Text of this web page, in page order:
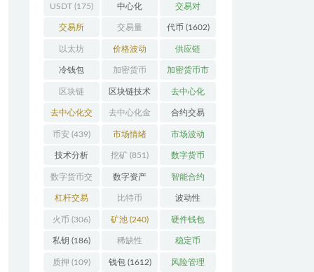
(104)
USDT (175) 中心化
(3923)
交易对
(359)
交易所
(2164)
交易量
(246)
代币 (1602)
以太坊
(742)
价格波动
(630)
供应链
(118)
冷钱包
(175)
加密货币
(5442)
加密货币市
场(701)
区块链
(4599)
区块链技术
(527)
去中心化
(4087)
去中心化交
易所 (196)
去中心化金
融(110)
合约交易
(182)
币安 (439) 市场情绪
(337)
市场波动
(279)
技术分析
(148)
挖矿 (851) 数字货币
(8679)
数字货币交
易(150)
数字资产
(286)
智能合约
(532)
杠杆交易
(231)
比特币
(2378)
波动性
(352)
火币 (306) 矿池 (240) 硬件钱包
(170)
私钥 (186) 稀缺性
(193)
稳定币
(112)
质押 (109) 钱包(1612) 风险管理